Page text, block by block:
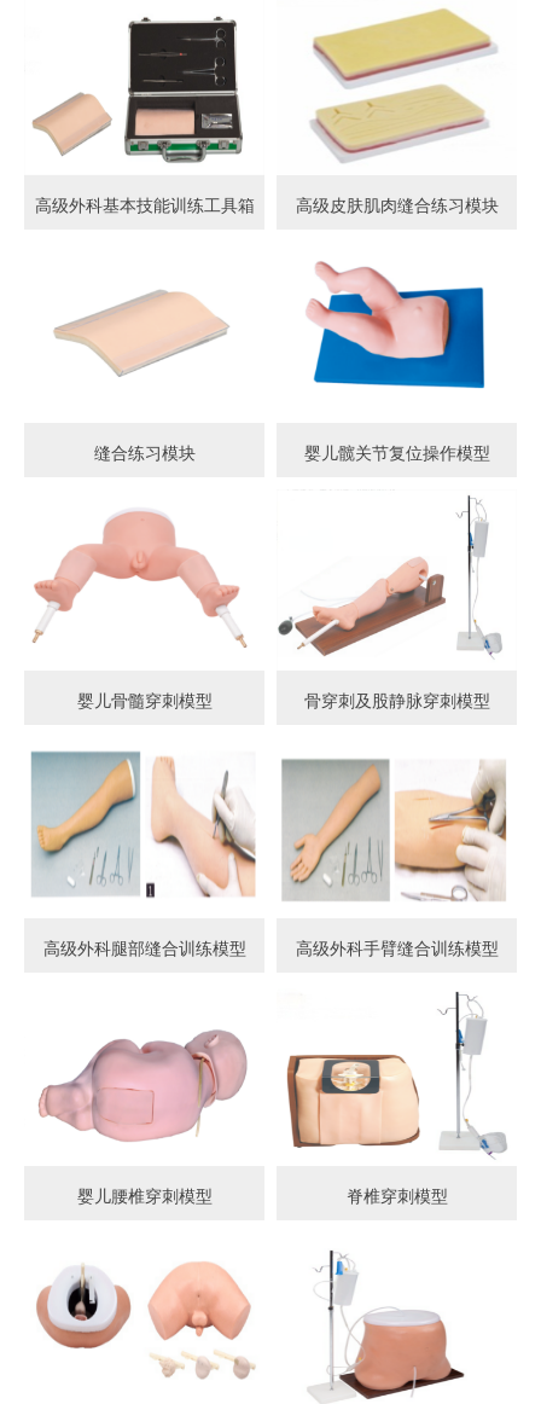
高级外科基本技能训练工具箱 高级皮肤肌肉缝合练习模块
缝合练习模块 婴儿髋关节复位操作模型
婴儿骨髓穿刺模型 骨穿刺及股静脉穿刺模型
高级外科腿部缝合训练模型 高级外科手臂缝合训练模型
婴儿腰椎穿刺模型 脊椎穿刺模型